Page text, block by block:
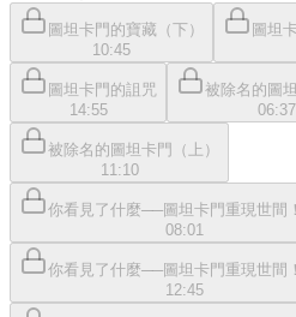
圖坦卡門的寶藏（下）
10:45
圖坦
圖坦卡門的詛咒
14:55
被除名的圖
06:37
被除名的圖坦卡門（上）
11:10
你看見了什麼──圖坦卡門重現世間
08:01
你看見了什麼──圖坦卡門重現世間
12:45